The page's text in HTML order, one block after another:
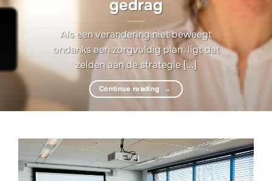
gedrag
Als een verandering niet beweegt
ondanks een zorgvuldig plan, ligt dat
zelden aan de strategie [...]
Continue reading →